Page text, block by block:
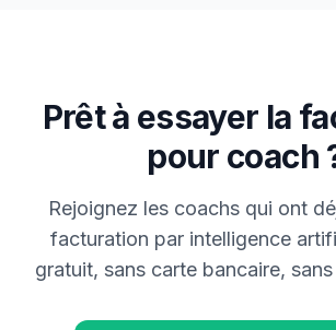
Prêt à essayer la
pour coach
Rejoignez les coachs qui ont
facturation par intelligence
gratuit, sans carte bancaire,